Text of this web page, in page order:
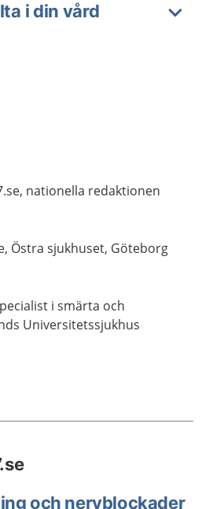
i din vård
nationella redaktionen
Östra sjukhuset, Göteborg
i smärta och
Universitetssjukhus
och nervblockader